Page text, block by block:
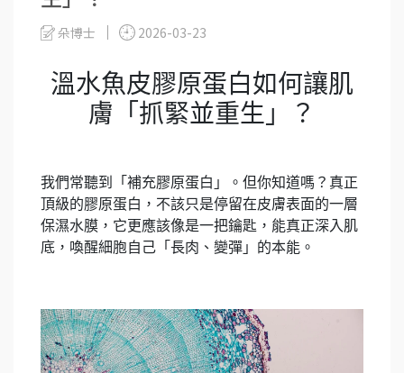
朵博士 2026-03-23
溫水魚皮膠原蛋白如何讓肌
膚「抓緊並重生」？
我們常聽到「補充膠原蛋白」。但你知道嗎？真正
頂級的膠原蛋白，不該只是停留在皮膚表面的一層
保濕水膜，它更應該像是一把鑰匙，能真正深入肌
底，喚醒細胞自己「長肉、變彈」的本能。